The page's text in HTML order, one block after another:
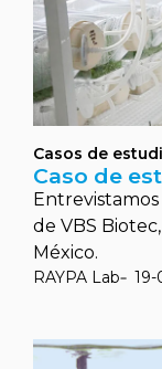
Casos de
Caso de
de VBS
México.
RAYPA Lab 19-